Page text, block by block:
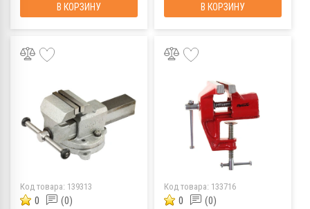
В КОРЗИНУ В КОРЗИНУ
Код товара: 139313
0 (0)
Код товара: 133716
0 (0)